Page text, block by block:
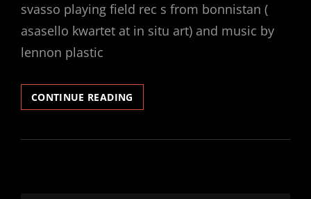
svasso playing field rec s from bonnistan (
asasello kwartet at in situ art) and music by
lennon plastic
CONTINUE READING
RED-
(